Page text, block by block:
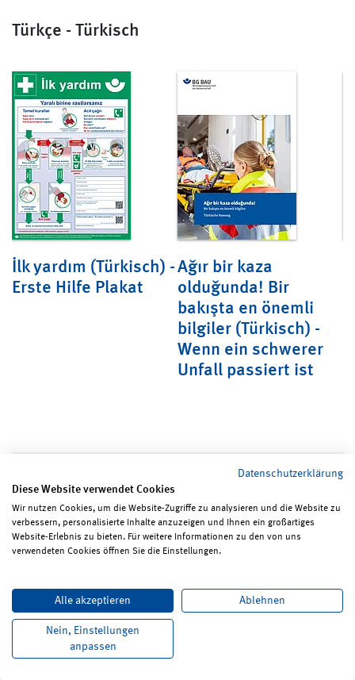
Türkçe - Türkisch
İlk yardım (Türkisch) -
Erste Hilfe Plakat
Ağır bir kaza
olduğunda! Bir
bakışta en önemli
bilgiler (Türkisch) -
Wenn ein schwerer
Unfall passiert ist
Datenschutzerklärung
Diese Website verwendet Cookies
Wir nutzen Cookies, um die Website-Zugriffe zu analysieren und die Website zu
verbessern, personalisierte Inhalte anzuzeigen und Ihnen ein großartiges
Website-Erlebnis zu bieten. Für weitere Informationen zu den von uns
verwendeten Cookies öffnen Sie die Einstellungen.
Alle akzeptieren Ablehnen
Nein, Einstellungen
anpassen